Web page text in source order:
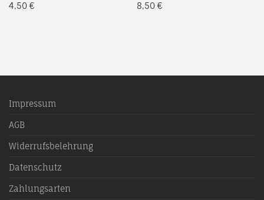
4,50 € 8,50 €
Impressum
AGB
Widerrufsbelehrung
Datenschutz
Zahlungsarten